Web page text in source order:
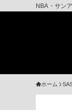
NBA・サン
ホーム